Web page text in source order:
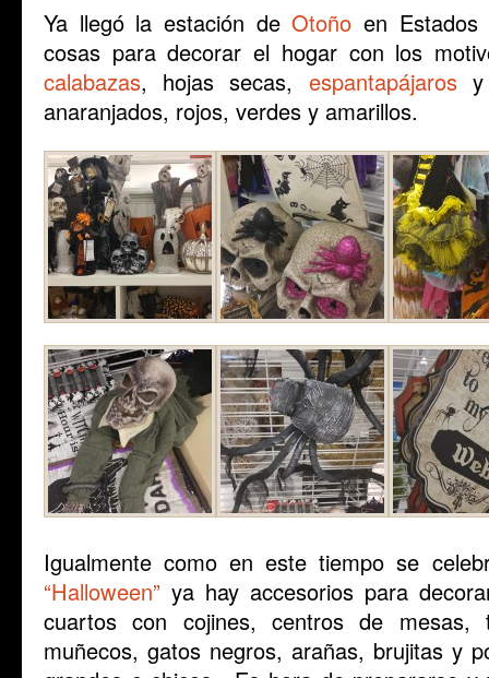
Ya llegó la estación deOtoño en
cosas para decorar el hogar con los
calabazas, hojas secas, espantapájarosy
anaranjados, rojos, verdes y amarillos.
Igualmente como en este tiempo se
“Halloween” ya hay accesorios para
cuartos con cojines, centros de mesas,
muñecos, gatos negros, arañas, brujitas y